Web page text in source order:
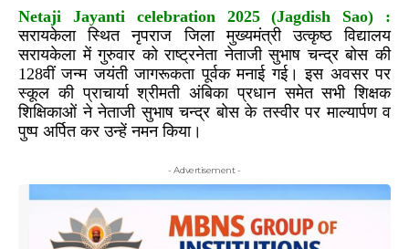
Netaji Jayanti celebration 2025 (Jagdish Sao) :
सरायकेला स्थित नृपराज जिला मुख्यमंत्री उत्कृष्ठ विद्यालय
सरायकेला में गुरुवार को राष्ट्रनेता नेताजी सुभाष चन्द्र बोस की
128वीं जन्म जयंती जागरूकता पूर्वक मनाई गई। इस अवसर पर
स्कूल की प्राचार्या श्रीमती अंबिका प्रधान समेत सभी शिक्षक
शिक्षिकाओं ने नेताजी सुभाष चन्द्र बोस के तस्वीर पर माल्यार्पण व
पुष्प अर्पित कर उन्हें नमन किया।
- Advertisement -